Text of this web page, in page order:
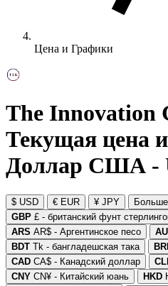
Цена и Графики
The Innovation
Текущая цена
Доллар США -
$ USD € EUR ¥ JPY
Больше
GBP £ - британский фунт
ARS AR$ - Аргентинское песо
BDT Tk - бангладешская така
CAD CA$ - Канадский доллар
CNY CN¥ - Китайский юань HKD